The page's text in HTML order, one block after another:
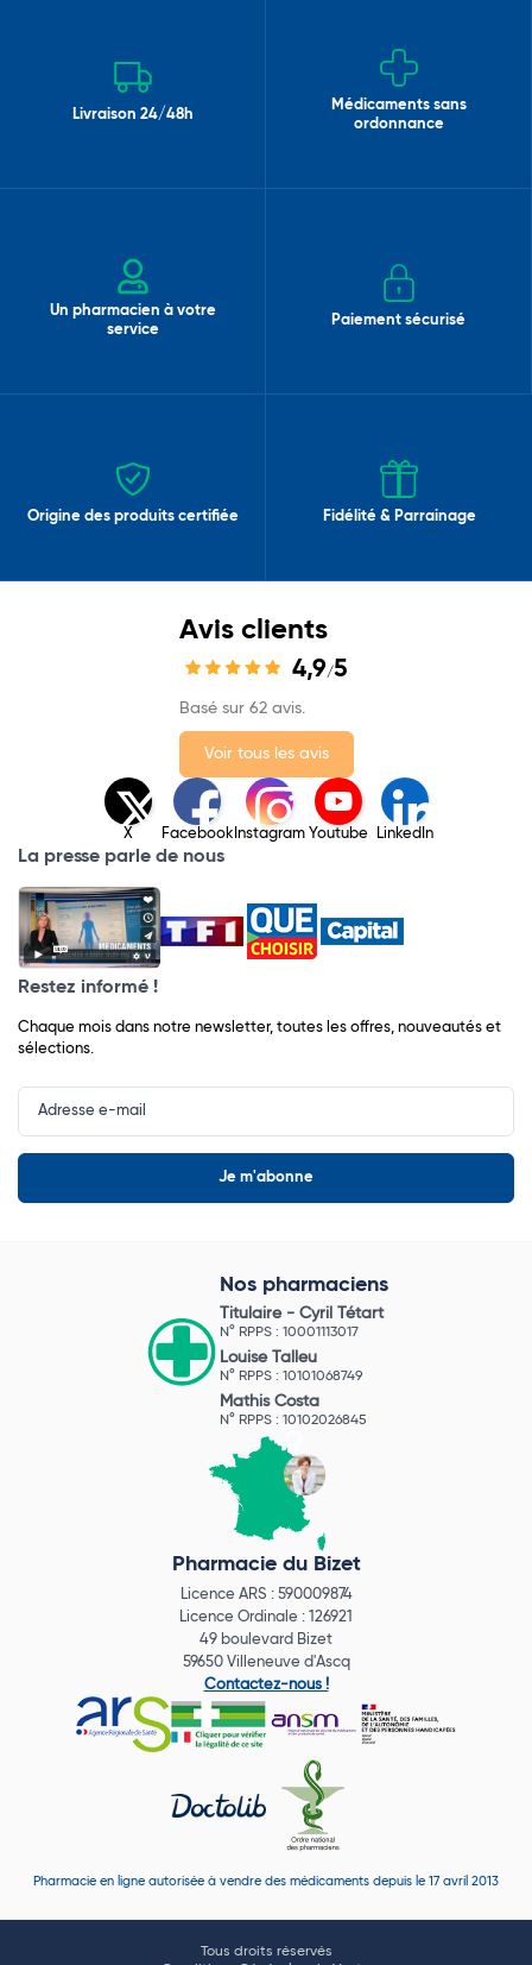
Livraison 24/48h
Médicaments sans
ordonnance
Un pharmacien à votre
service
Paiement sécurisé
Origine des produits certifiée Fidélité & Parrainage
Avis clients
4,9/5
Basé sur 62 avis.
Voir tous les avis
X Facebook Instagram Youtube LinkedIn
La presse parle de nous
Restez informé !
Chaque mois dans notre newsletter, toutes les offres, nouveautés et
sélections.
Input
Newsletter
Nos pharmaciens
Titulaire - Cyril Tétart
N° RPPS : 10001113017
Louise Talleu
N° RPPS : 10101068749
Mathis Costa
N° RPPS : 10102026845
Pharmacie du Bizet
Licence ARS : 590009874
Licence Ordinale : 126921
49 boulevard Bizet
59650 Villeneuve d'Ascq
Contactez-nous !
Pharmacie en ligne autorisée à vendre des médicaments depuis le 17 avril 2013
Tous droits réservés